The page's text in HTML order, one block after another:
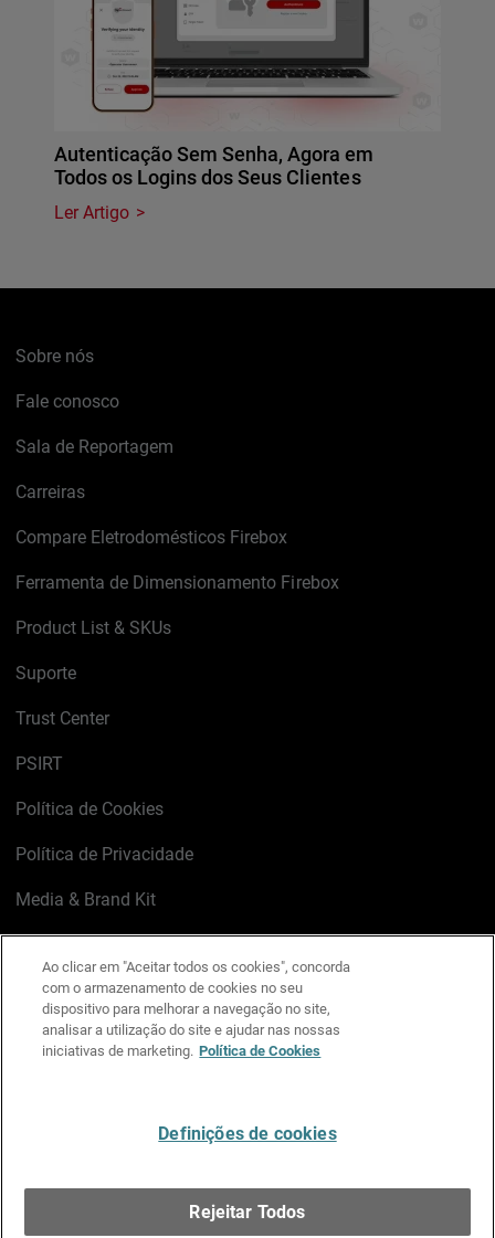
Autenticação Sem Senha, Agora em
Todos os Logins dos Seus Clientes
Ler Artigo
Sobre nós
Fale conosco
Sala de Reportagem
Carreiras
Compare Eletrodomésticos Firebox
Ferramenta de Dimensionamento Firebox
Product List & SKUs
Suporte
Trust Center
PSIRT
Política de Cookies
Política de Privacidade
Media & Brand Kit
LinkedIn
X FacebookInstagram
YouTube
Ao clicar em "Aceitar todos os cookies", concorda
com o armazenamento de cookies no seu
dispositivo para melhorar a navegação no site,
analisar a utilização do site e ajudar nas nossas
iniciativas de marketing. Política de Cookies
Definições de cookies
Rejeitar Todos